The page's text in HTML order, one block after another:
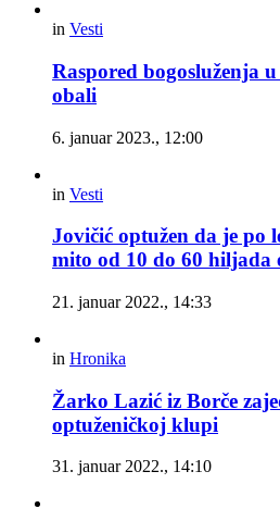
in Vesti
Raspored bogosluženja
obali
6. januar 2023., 12:00
in Vesti
Jovičić optužen da je po
mito od 10 do 60 hiljada
21. januar 2022., 14:33
in Hronika
Žarko Lazić iz Borče
optuženičkoj klupi
31. januar 2022., 14:10